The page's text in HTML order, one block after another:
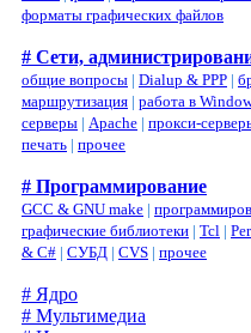
форматы графических файлов
# Сети,
общие вопросы | Dialup & PPP |
маршрутизация | работа в
серверы | Apache | прокси-
печать | прочее
# Программирование
GCC & GNU make |
графические библиотеки | Tcl |
& C# | СУБД | CVS | прочее
# Ядро
# Мультимедиа